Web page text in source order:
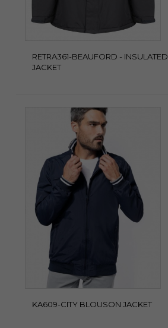
RETRA361-BEAUFORD - INSULATED
JACKET
KA609-CITY BLOUSON JACKET